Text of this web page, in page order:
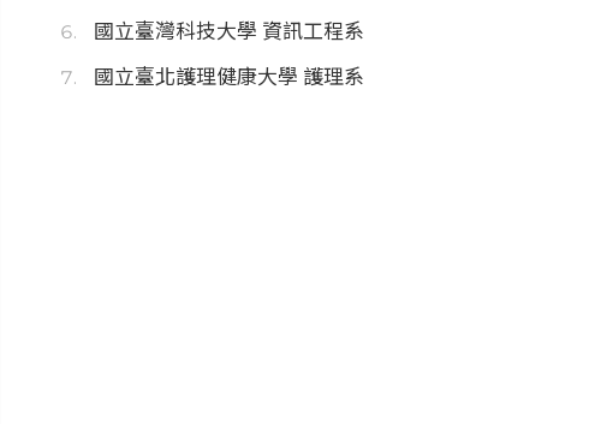
國立臺灣科技大學 資訊工程系
國立臺北護理健康大學 護理系